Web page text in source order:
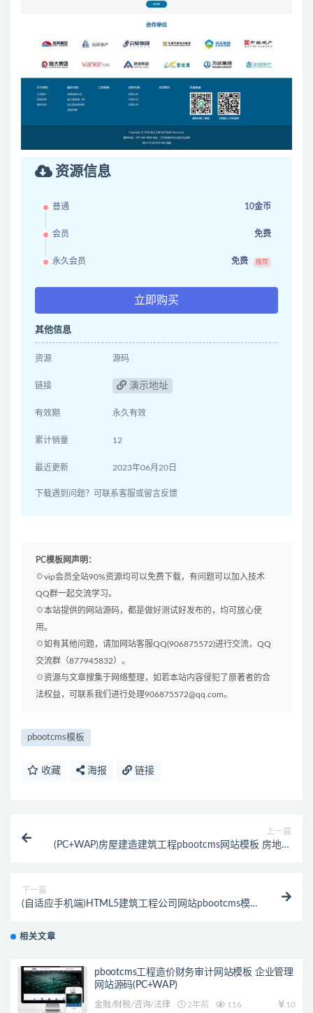
资源信息
普通 10金币
会员 免费
永久会员 免费 推荐
立即购买
其他信息
资源 源码
链接 演示地址
有效期 永久有效
累计销量 12
最近更新 2023年06月20日
下载遇到问题？可联系客服或留言反馈
PC模板网声明：
☉vip会员全站90%资源均可以免费下载，有问题可以加入技术
QQ群一起交流学习。
☉本站提供的网站源码，都是做好测试好发布的，均可放心使
用。
☉如有其他问题，请加网站客服QQ(906875572)进行交流，QQ
交流群（877945832）。
☉资源与文章搜集于网络整理，如若本站内容侵犯了原著者的合
法权益，可联系我们进行处理906875572@qq.com。
pbootcms模板
收藏 海报 链接
上一篇
(PC+WAP)房屋建造建筑工程pbootcms网站模板 房地产
下一篇
(自适应手机端)HTML5建筑工程公司网站pbootcms模
相关文章
pbootcms工程造价财务审计网站模板 企业管理
网站源码(PC+WAP)
金融/财税/咨询/法律 2年前 116 10